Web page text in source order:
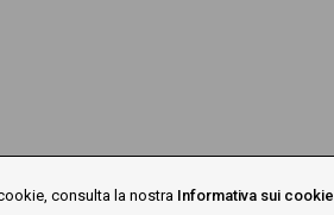
consulta la nostra Informativa sui cookie